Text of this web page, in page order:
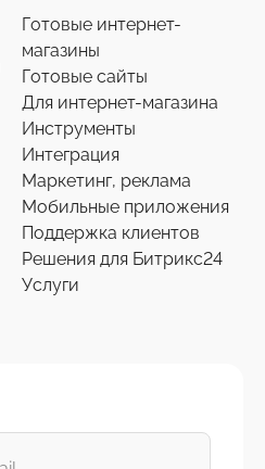
Готовые интернет-
магазины
Готовые сайты
Для интернет-магазина
Инструменты
Интеграция
Маркетинг, реклама
Мобильные приложения
Поддержка клиентов
Решения для Битрикс24
Услуги